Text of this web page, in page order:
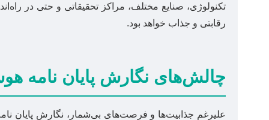
تکنولوژی، صنایع مختلف، مراکز تحقیقاتی و حتی در
رقابتی و جذاب خواهد بود.
چالش‌های نگارش پایان نامه
علیرغم جذابیت‌ها و فرصت‌های بی‌شمار، نگارش پایان